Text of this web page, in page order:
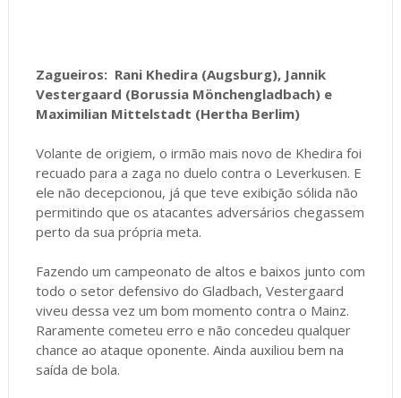
Zagueiros: Rani Khedira (Augsburg), Jannik
Vestergaard (Borussia Mönchengladbach) e
Maximilian Mittelstadt (Hertha Berlim)
Volante de origiem, o irmão mais novo de Khedira foi
recuado para a zaga no duelo contra o Leverkusen. E
ele não decepcionou, já que teve exibição sólida não
permitindo que os atacantes adversários chegassem
perto da sua própria meta.
Fazendo um campeonato de altos e baixos junto com
todo o setor defensivo do Gladbach, Vestergaard
viveu dessa vez um bom momento contra o Mainz.
Raramente cometeu erro e não concedeu qualquer
chance ao ataque oponente. Ainda auxiliou bem na
saída de bola.